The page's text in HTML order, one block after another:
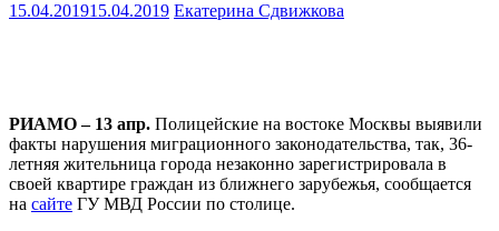
15.04.201915.04.2019 Екатерина Сдвижкова
РИАМО – 13 апр. Полицейские на востоке Москвы выявили
факты нарушения миграционного законодательства, так, 36-
летняя жительница города незаконно зарегистрировала в
своей квартире граждан из ближнего зарубежья, сообщается
на сайте ГУ МВД России по столице.